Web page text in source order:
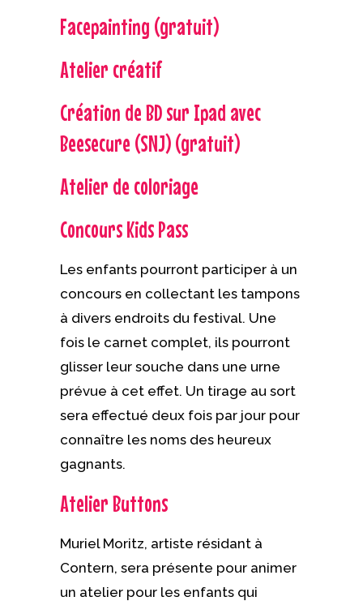
Facepainting (gratuit)
Atelier créatif
Création de BD sur Ipad avec
Beesecure (SNJ) (gratuit)
Atelier de coloriage
Concours Kids Pass
Les enfants pourront participer à un
concours en collectant les tampons
à divers endroits du festival. Une
fois le carnet complet, ils pourront
glisser leur souche dans une urne
prévue à cet effet. Un tirage au sort
sera effectué deux fois par jour pour
connaître les noms des heureux
gagnants.
Atelier Buttons
Muriel Moritz, artiste résidant à
Contern, sera présente pour animer
un atelier pour les enfants qui